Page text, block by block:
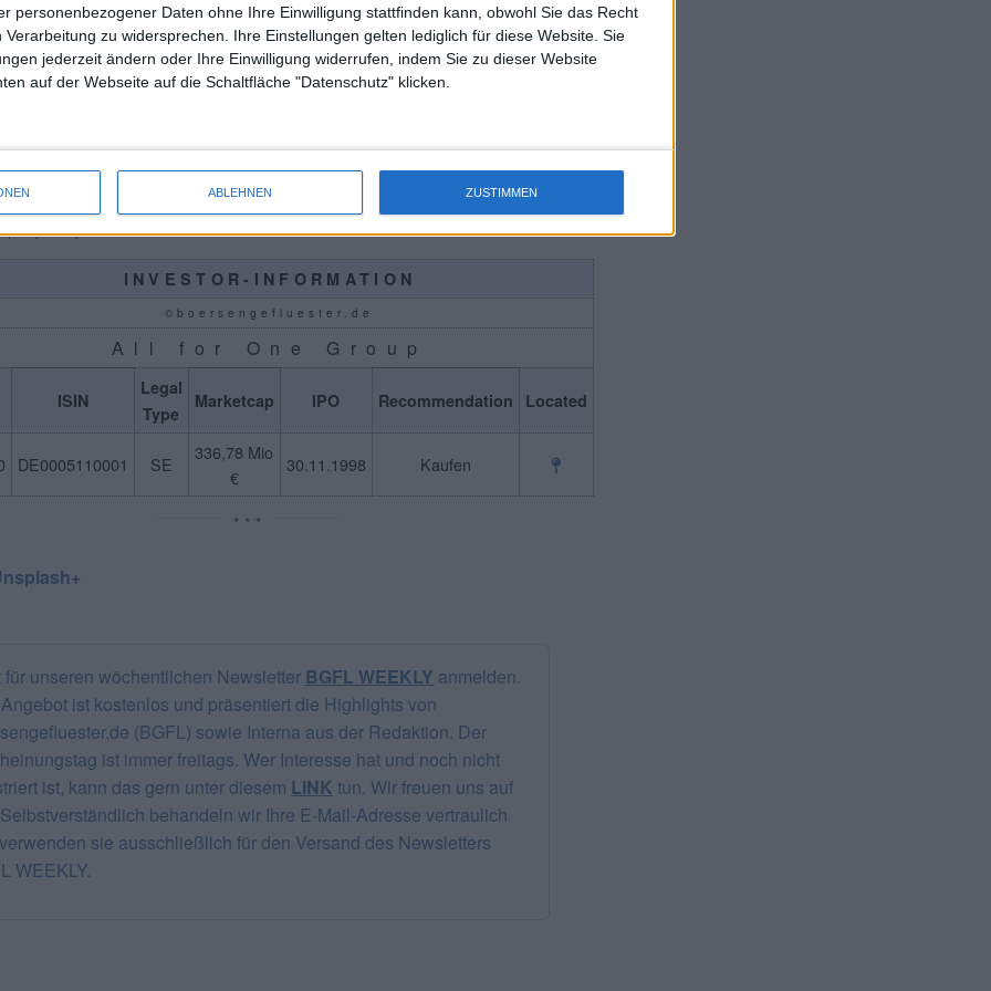
personenbezogener Daten ohne Ihre Einwilligung stattfinden kann, obwohl Sie das Recht
Verarbeitung zu widersprechen. Ihre Einstellungen gelten lediglich für diese Website. Sie
jederzeit ändern oder Ihre Einwilligung widerrufen, indem Sie zu dieser Website
auf der Webseite auf die Schaltfläche "Datenschutz" klicken.
ABLEHNEN ZUSTIMMEN
Zeiten – durchaus eine Hypothek sind. Der aktuelle Börsenwert von
Mio. Euro erscheint uns aber alles andere als überzogen. Die
vonBaadersehen den Titel eher bei Kursen leicht nördlich von 80
Snapshot
INVESTOR-INFORMATION
©boersengefluester.de
All for One Group
ISIN
Legal
Type
Marketcap IPO Recommendation Located
DE0005110001 SE
336,78 Mio
€
30.11.1998 Kaufen
* * *
für unseren wöchentlichen Newsletter BGFL WEEKLY anmelden.
ist kostenlos und präsentiert die Highlights von
(BGFL) sowie Interna aus der Redaktion. Der
ist immer freitags. Wer Interesse hat und noch nicht
ist, kann das gern unter diesem LINK tun. Wir freuen uns auf
behandeln wir Ihre E-Mail-Adresse vertraulich
sie ausschließlich für den Versand des Newsletters
WEEKLY.